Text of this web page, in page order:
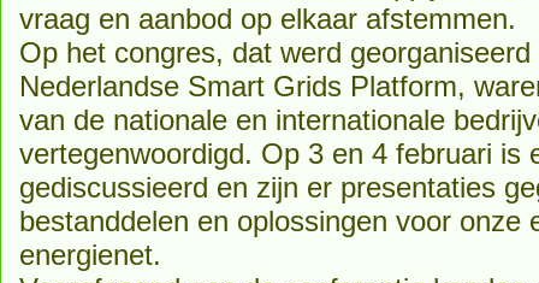
vraag en aanbod op elkaar afstemmen.
Op het congres, dat werd
Nederlandse Smart Grids Platform,
van de nationale en internationale
vertegenwoordigd. Op 3 en 4 februari is
gediscussieerd en zijn er presentaties
bestanddelen en oplossingen voor onze
energienet.